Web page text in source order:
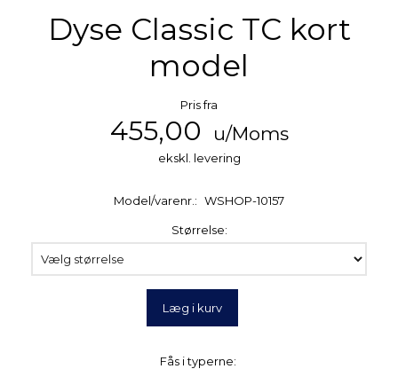
Dyse Classic TC kort
model
Pris fra
455,00 u/Moms
ekskl. levering
Model/varenr.: WSHOP-10157
Størrelse:
Læg i kurv
Fås i typerne: